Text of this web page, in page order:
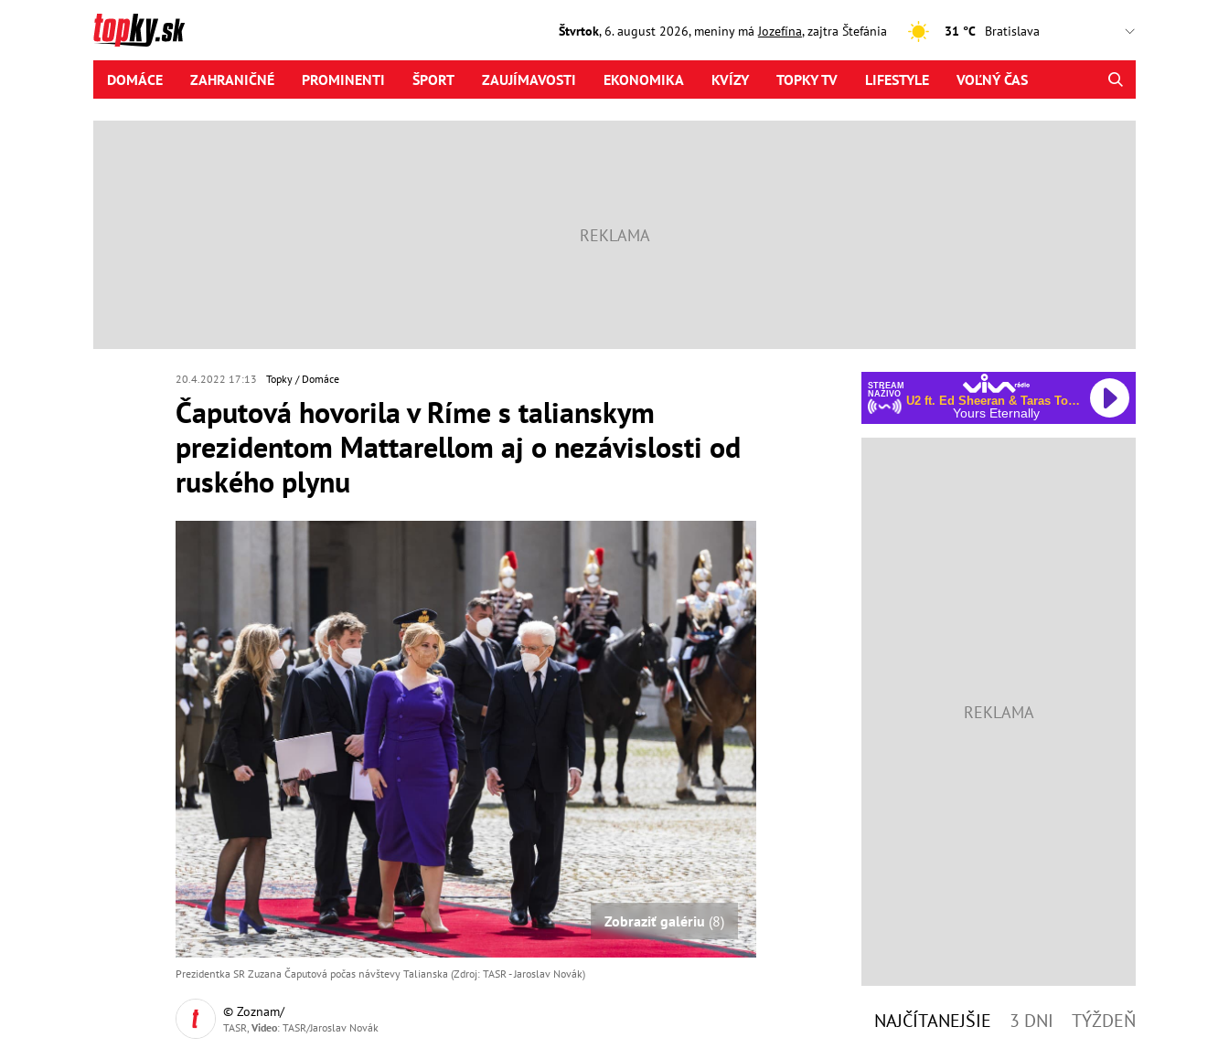
Štvrtok,6. august2026, meniny má Jozefína, zajtra Štefánia 31 °C
DOMÁCE ZAHRANIČNÉ PROMINENTI ŠPORT ZAUJÍMAVOSTI EKONOMIKA KVÍZY TOPKY TV LIFESTYLE VOĽNÝ ČAS
20.4.2022 17:13 Topky Domáce
Čaputová hovorila v Ríme s talianskym
prezidentom Mattarellom aj o nezávislosti od
ruského plynu
Zobraziť galériu (8)
Prezidentka SR Zuzana Čaputová počas návštevy Talianska (Zdroj: TASR - Jaroslav Novák)
© Zoznam/
TASR, Video: TASR/Jaroslav Novák
STREAM
NAŽIVO
U2 ft. Ed Sheeran & Taras Topolia
Yours Eternally
NAJČÍTANEJŠIE 3 DNI TÝŽDEŇ